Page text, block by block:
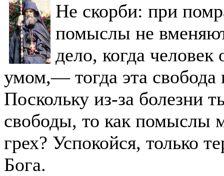
Не скорби: при
помыслы не
дело, когда
умом,— тогда эта свобода
Поскольку из-за болезни
свободы, то как помыслы
грех? Успокойся, только
Бога.